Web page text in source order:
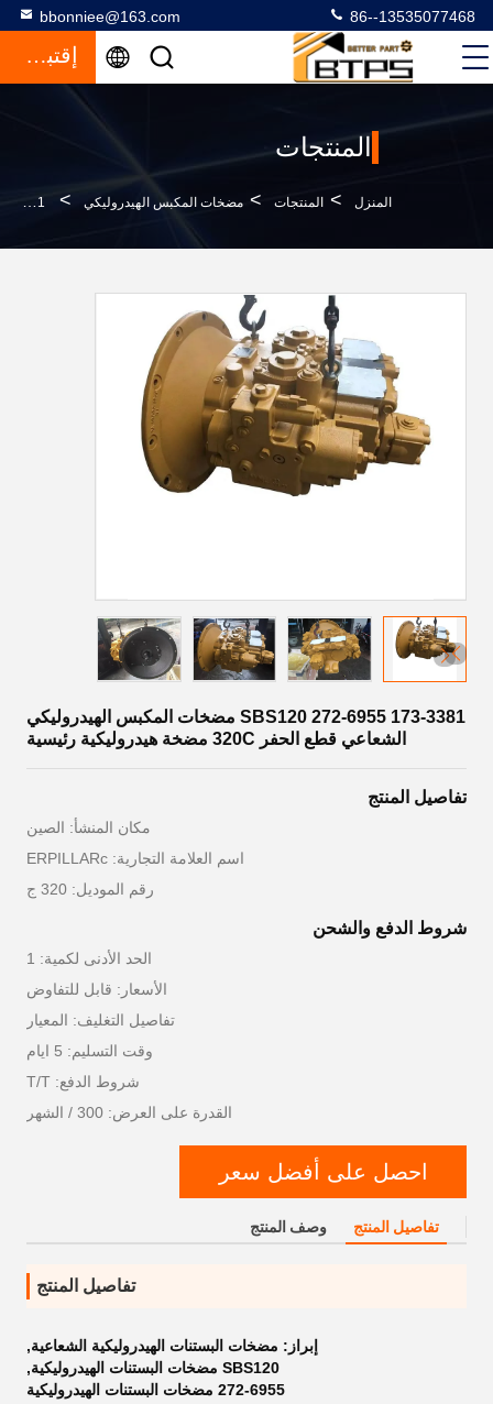
bbonniee@163.com 86--13535077468
إقتباس
المنتجات
المنزل > المنتجات > مضخات المكبس الهيدروليكي > SBS120 272-6955 173-3381 مضخات المكبس الهيدروليكي الشعاعي قطع الحفر 320C مضخة هيدروليكية رئيسية
SBS120 272-6955 173-3381 مضخات المكبس الهيدروليكي
الشعاعي قطع الحفر 320C مضخة هيدروليكية رئيسية
تفاصيل المنتج
مكان المنشأ: الصين
اسم العلامة التجارية: ERPILLARc
رقم الموديل: 320 ج
شروط الدفع والشحن
الحد الأدنى لكمية: 1
الأسعار: قابل للتفاوض
تفاصيل التغليف: المعيار
وقت التسليم: 5 ايام
شروط الدفع: T/T
القدرة على العرض: 300 / الشهر
احصل على أفضل سعر
تفاصيل المنتج وصف المنتج
تفاصيل المنتج
إبراز: مضخات البستنات الهيدروليكية الشعاعية,
SBS120 مضخات البستنات الهيدروليكية
,
272-6955 مضخات البستنات الهيدروليكية